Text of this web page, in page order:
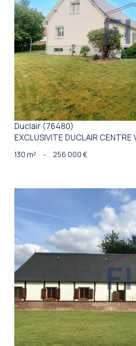
VOIR
Duclair (76480)
EXCLUSIVITE DUCLAIR CENTRE
130 m² - 256 000 €
VOIR